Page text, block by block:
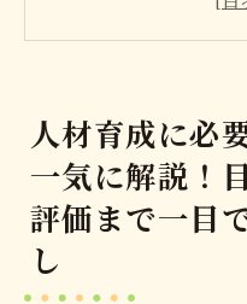
指標を明確にしよう
育成方法の設計を
ニングで最適化！
指導者の配置や人
評価やフィードバ
人材育成に必
一気に解説！
評価まで一目
し